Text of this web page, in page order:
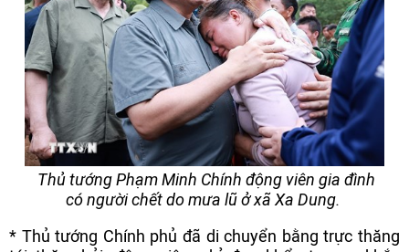
Thủ tướng Phạm Minh Chính động viên gia đình
có người chết do mưa lũ ở xã Xa Dung.
* Thủ tướng Chính phủ đã di chuyển bằng trực thăng